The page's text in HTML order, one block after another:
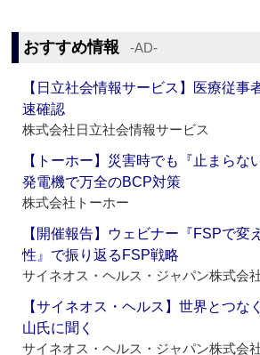
おすすめ情報 ‐AD‐
【日立社会情報サービス】医療従事
速確認
株式会社日立社会情報サービス
【トーホー】災害時でも『止まら
発電機で万全のBCP対策
株式会社トーホー
【開催報告】ウェビナー『FSPで変
性』で振り返るFSP戦略
サイネオス・ヘルス・ジャパン株式会
【サイネオス・ヘルス】世界とつ
山氏に聞く
サイネオス・ヘルス・ジャパン株式会